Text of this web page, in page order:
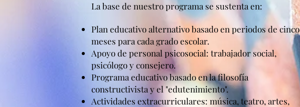
La base de nuestro programa se sustenta en:
Plan educativo alternativo basado en periodos de cinco
meses para cada grado escolar.
Apoyo de personal psicosocial: trabajador social,
psicólogo y consejero.
Programa educativo basado en la filosofía
constructivista y el "edutenimiento".
Actividades extracurriculares: música, teatro, artes,